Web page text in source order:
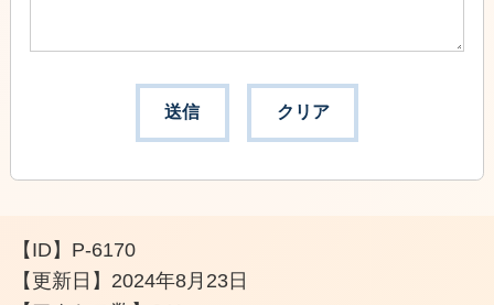
【ID】 P-6170
【更新日】 2024年8月23日